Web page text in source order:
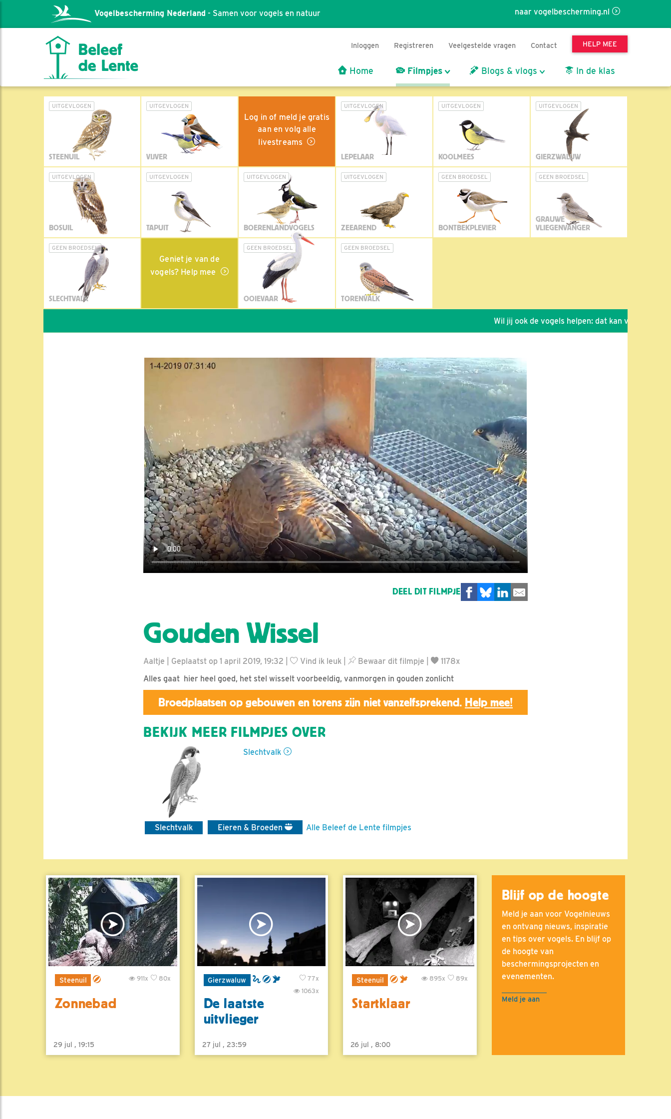
naar vogelbescherming.nl
Vogelbescherming Nederland - Samen voor vogels en natuur
Inloggen Registreren Veelgestelde vragen Contact HELP MEE
Home Filmpjes Blogs & vlogs In de klas
UITGEVLOGEN
STEENUIL
UITGEVLOGEN
VIJVER
Log in of meld je gratis
aan en volg alle
livestreams
UITGEVLOGEN
LEPELAAR
UITGEVLOGEN
KOOLMEES
UITGEVLOGEN
GIERZWALUW
UITGEVLOGEN
BOSUIL
UITGEVLOGEN
TAPUIT
UITGEVLOGEN
BOERENLANDVOGELS
UITGEVLOGEN
ZEEAREND
GEEN BROEDSEL
BONTBEKPLEVIER
GEEN BROEDSEL
GRAUWE
VLIEGENVANGER
GEEN BROEDSEL
SLECHTVALK
Geniet je van de
vogels? Help mee
GEEN BROEDSEL
OOIEVAAR
GEEN BROEDSEL
TORENVALK
Wil jij ook de vogels helpen: dat kan via de link!
DEEL DIT FILMPJE
Gouden Wissel
Aaltje | Geplaatst op 1 april 2019, 19:32 | Vind ik leuk Bewaar dit filmpje
1178x
Alles gaat hier heel goed, het stel wisselt voorbeeldig, vanmorgen in gouden zonlicht
Broedplaatsen op gebouwen en torens zijn niet vanzelfsprekend. Help mee!
BEKIJK MEER FILMPJES OVER
Slechtvalk
Slechtvalk Eieren & Broeden Alle Beleef de Lente filmpjes
Steenuil 80x
911x
Zonnebad
29 jul , 19:15
Gierzwaluw
77x
1063x
De laatste
uitvlieger
27 jul , 23:59
Steenuil 89x
895x
Startklaar
26 jul , 8:00
Blijf op de hoogte
Meld je aan voor Vogelnieuws
en ontvang nieuws, inspiratie
en tips over vogels. En blijf op
de hoogte van
beschermingsprojecten en
evenementen.
Meld je aan